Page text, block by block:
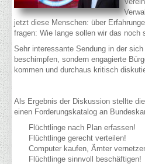
jetzt diese Menschen: über
fragen: Wie lange sollen wir das noch
Sehr interessante Sendung in der
beschimpfen, sondern engagierte
kommen und durchaus kritisch
Als Ergebnis der Diskussion stellte
einen Forderungskatalog an
Flüchtlinge nach Plan erfassen!
Flüchtlinge gerecht verteilen!
Computer kaufen, Ämter
Flüchtlinge sinnvoll beschäftigen!